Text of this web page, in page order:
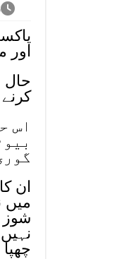
اور
حال
اس
میں
شوز